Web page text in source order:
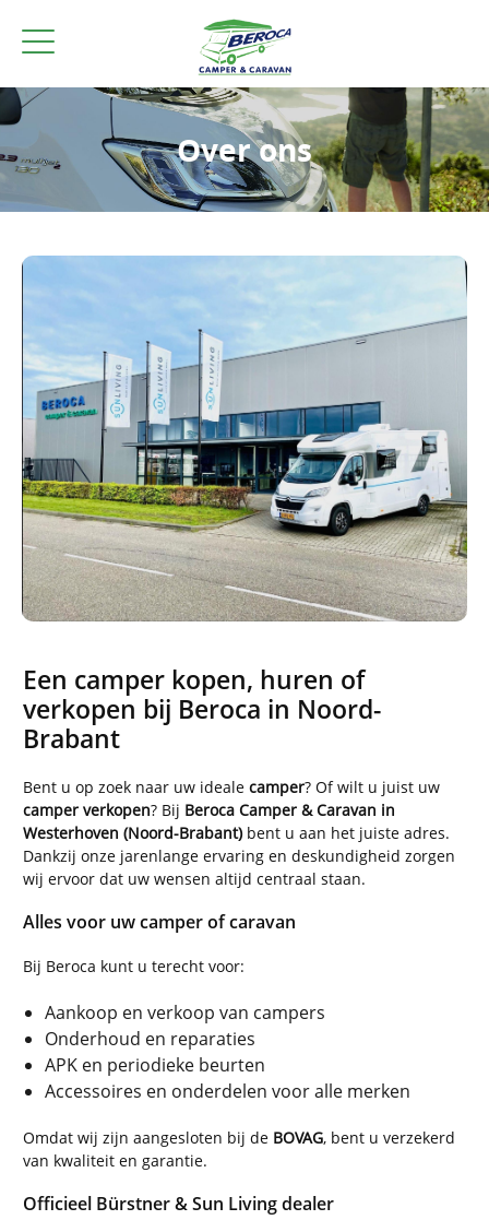
Over ons
Een camper kopen, huren of
verkopen bij Beroca in Noord-
Brabant
Bent u op zoek naar uw ideale camper? Of wilt u juist uw
camper verkopen? Bij Beroca Camper & Caravan in
Westerhoven (Noord-Brabant)bent u aan het juiste adres.
Dankzij onze jarenlange ervaring en deskundigheid zorgen
wij ervoor dat uw wensen altijd centraal staan.
Alles voor uw camper of caravan
Bij Beroca kunt u terecht voor:
Aankoop en verkoop van campers
Onderhoud en reparaties
APK en periodieke beurten
Accessoires en onderdelen voor alle merken
Omdat wij zijn aangesloten bij de BOVAG, bent u verzekerd
van kwaliteit en garantie.
Officieel Bürstner & Sun Living dealer